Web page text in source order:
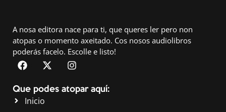
A nosa editora nace para ti, que queres ler pero non
atopas o momento axeitado. Cos nosos audiolibros
poderás facelo. Escolle e listo!
Que podes atopar aquí:
Inicio